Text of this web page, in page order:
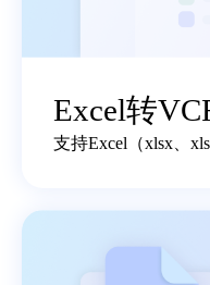
Excel转
支持Excel（xlsx、